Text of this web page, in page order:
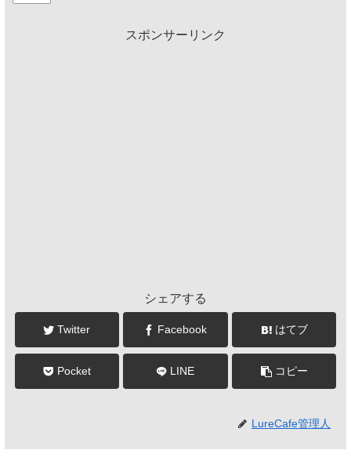
スポンサーリンク
シェアする
Twitter Facebook はてブ
Pocket LINE コピー
LureCafe管理人